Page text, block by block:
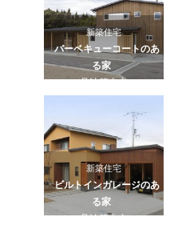
新築住宅
バーベキューコートのあ
る家
丹波篠山市
新築住宅
ビルトインガレージのあ
る家
丹波篠山市